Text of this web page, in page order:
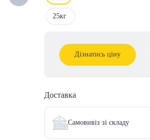
25кг
Дізнатись ціну
Доставка
Самовивіз зі складу